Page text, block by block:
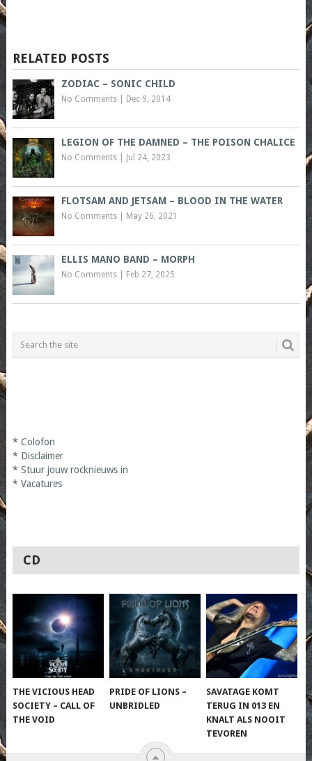
RELATED POSTS
ZODIAC – SONIC CHILD
No Comments| Dec 9, 2014
LEGION OF THE DAMNED – THE POISON CHALICE
No Comments| Jul 24, 2023
FLOTSAM AND JETSAM – BLOOD IN THE WATER
No Comments| May 26, 2021
ELLIS MANO BAND – MORPH
No Comments| Feb 27, 2025
* Colofon
* Disclaimer
* Stuur jouw rocknieuws in
* Vacatures
CD
THE VICIOUS HEAD
SOCIETY – CALL OF
THE VOID
PRIDE OF LIONS –
UNBRIDLED
SAVATAGE KOMT
TERUG IN 013 EN
KNALT ALS NOOIT
TEVOREN